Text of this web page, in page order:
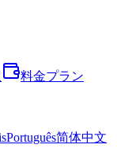
料金プラン
Português简体中文